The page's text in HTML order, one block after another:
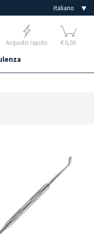
Acquisto rapido € 0,00